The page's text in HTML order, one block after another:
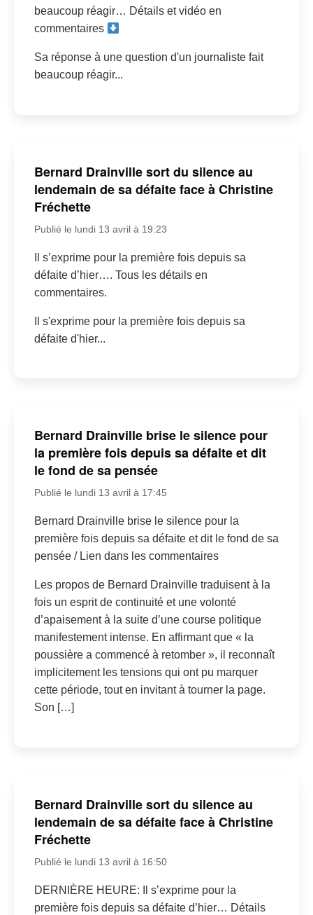
beaucoup réagir… Détails et vidéo en
commentaires
Sa réponse à une question d'un journaliste fait
beaucoup réagir...
Bernard Drainville sort du silence au
lendemain de sa défaite face à Christine
Fréchette
Publié le lundi 13 avril à 19:23
Il s’exprime pour la première fois depuis sa
défaite d’hier…. Tous les détails en
commentaires.
Il s'exprime pour la première fois depuis sa
défaite d'hier...
Bernard Drainville brise le silence pour
la première fois depuis sa défaite et dit
le fond de sa pensée
Publié le lundi 13 avril à 17:45
Bernard Drainville brise le silence pour la
première fois depuis sa défaite et dit le fond de sa
pensée / Lien dans les commentaires
Les propos de Bernard Drainville traduisent à la
fois un esprit de continuité et une volonté
d’apaisement à la suite d’une course politique
manifestement intense. En affirmant que « la
poussière a commencé à retomber », il reconnaît
implicitement les tensions qui ont pu marquer
cette période, tout en invitant à tourner la page.
Son […]
Bernard Drainville sort du silence au
lendemain de sa défaite face à Christine
Fréchette
Publié le lundi 13 avril à 16:50
DERNIÈRE HEURE: Il s’exprime pour la
première fois depuis sa défaite d’hier… Détails